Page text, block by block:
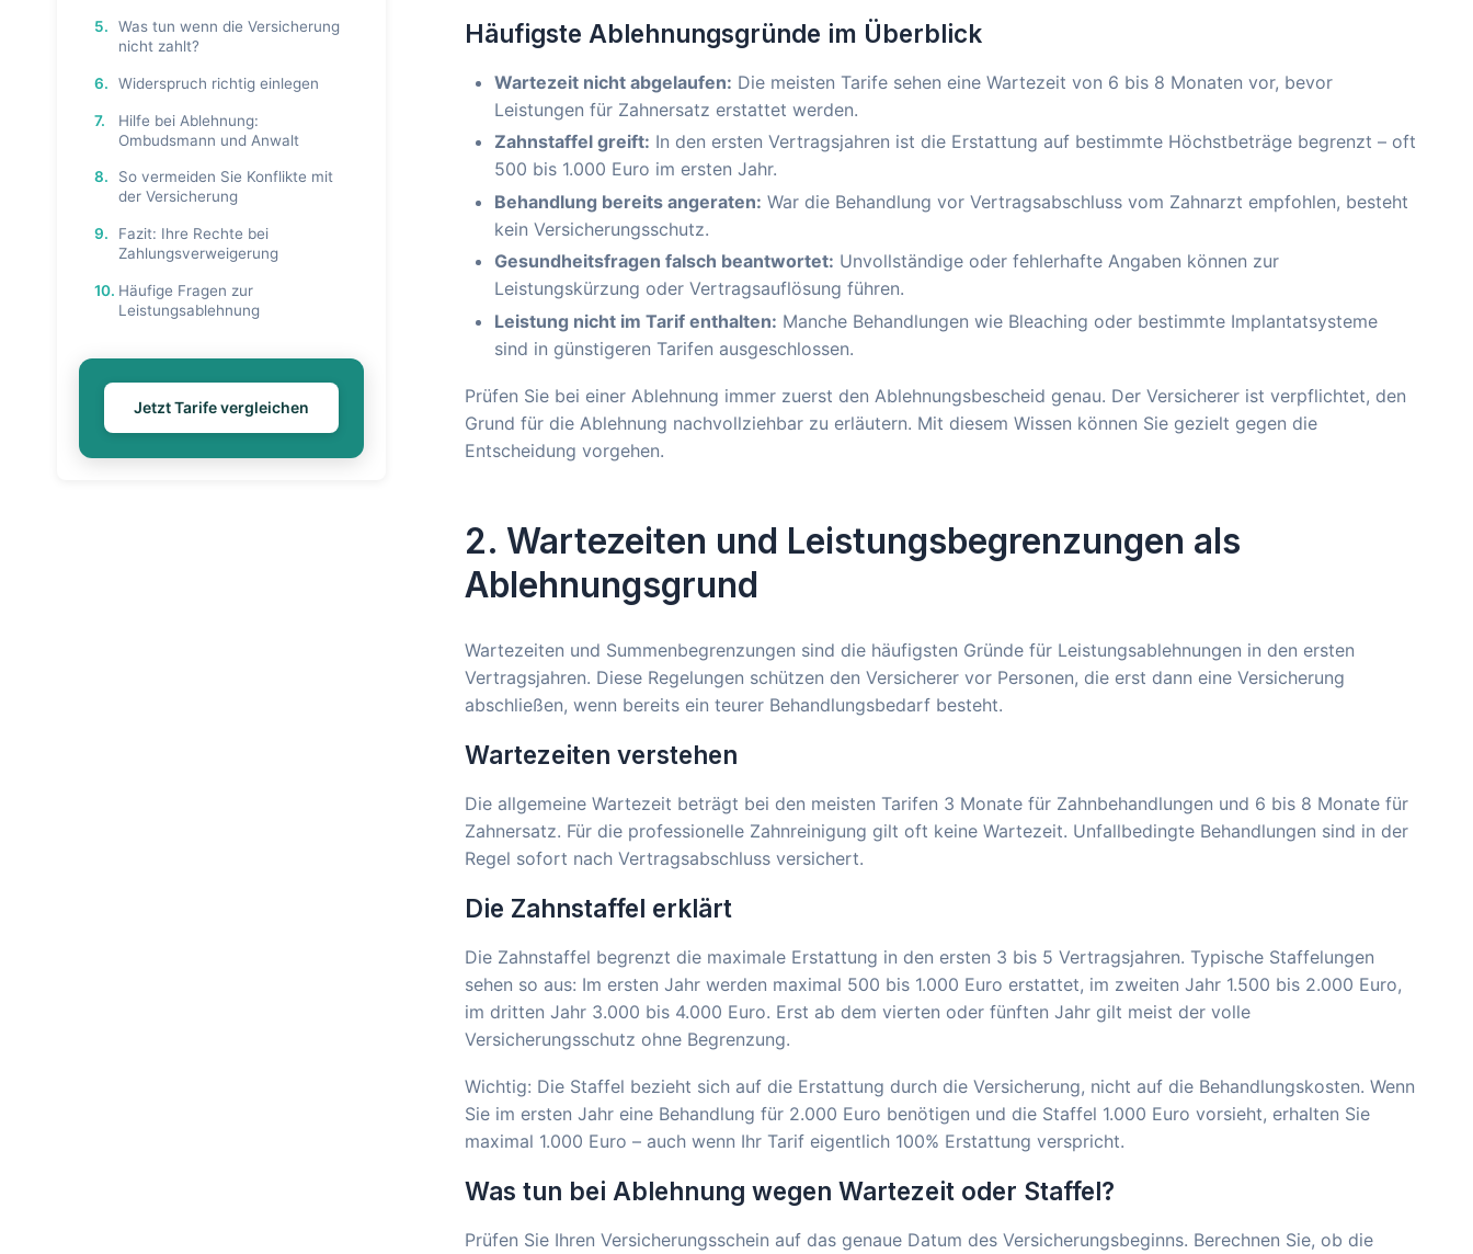
5.
Was tun wenn die Versicherung
nicht zahlt?
6. Widerspruch richtig einlegen
7.
Hilfe bei Ablehnung:
Ombudsmann und Anwalt
8.
So vermeiden Sie Konflikte mit
der Versicherung
9.
Fazit: Ihre Rechte bei
Zahlungsverweigerung
10. Häufige Fragen zur
Leistungsablehnung
Jetzt Tarife vergleichen
Häufigste Ablehnungsgründe im Überblick
Wartezeit nicht abgelaufen: Die meisten Tarife sehen eine Wartezeit von 6 bis 8 Monaten vor, bevor
Leistungen für Zahnersatz erstattet werden.
Zahnstaffel greift: In den ersten Vertragsjahren ist die Erstattung auf bestimmte Höchstbeträge begrenzt – oft
500 bis 1.000 Euro im ersten Jahr.
Behandlung bereits angeraten: War die Behandlung vor Vertragsabschluss vom Zahnarzt empfohlen, besteht
kein Versicherungsschutz.
Gesundheitsfragen falsch beantwortet: Unvollständige oder fehlerhafte Angaben können zur
Leistungskürzung oder Vertragsauflösung führen.
Leistung nicht im Tarif enthalten: Manche Behandlungen wie Bleaching oder bestimmte Implantatsysteme
sind in günstigeren Tarifen ausgeschlossen.
Prüfen Sie bei einer Ablehnung immer zuerst den Ablehnungsbescheid genau. Der Versicherer ist verpflichtet, den
Grund für die Ablehnung nachvollziehbar zu erläutern. Mit diesem Wissen können Sie gezielt gegen die
Entscheidung vorgehen.
2. Wartezeiten und Leistungsbegrenzungen als
Ablehnungsgrund
Wartezeiten und Summenbegrenzungen sind die häufigsten Gründe für Leistungsablehnungen in den ersten
Vertragsjahren. Diese Regelungen schützen den Versicherer vor Personen, die erst dann eine Versicherung
abschließen, wenn bereits ein teurer Behandlungsbedarf besteht.
Wartezeiten verstehen
Die allgemeine Wartezeit beträgt bei den meisten Tarifen 3 Monate für Zahnbehandlungen und 6 bis 8 Monate für
Zahnersatz. Für die professionelle Zahnreinigung gilt oft keine Wartezeit. Unfallbedingte Behandlungen sind in der
Regel sofort nach Vertragsabschluss versichert.
Die Zahnstaffel erklärt
Die Zahnstaffel begrenzt die maximale Erstattung in den ersten 3 bis 5 Vertragsjahren. Typische Staffelungen
sehen so aus: Im ersten Jahr werden maximal 500 bis 1.000 Euro erstattet, im zweiten Jahr 1.500 bis 2.000 Euro,
im dritten Jahr 3.000 bis 4.000 Euro. Erst ab dem vierten oder fünften Jahr gilt meist der volle
Versicherungsschutz ohne Begrenzung.
Wichtig: Die Staffel bezieht sich auf die Erstattung durch die Versicherung, nicht auf die Behandlungskosten. Wenn
Sie im ersten Jahr eine Behandlung für 2.000 Euro benötigen und die Staffel 1.000 Euro vorsieht, erhalten Sie
maximal 1.000 Euro – auch wenn Ihr Tarif eigentlich 100% Erstattung verspricht.
Was tun bei Ablehnung wegen Wartezeit oder Staffel?
Prüfen Sie Ihren Versicherungsschein auf das genaue Datum des Versicherungsbeginns. Berechnen Sie, ob die